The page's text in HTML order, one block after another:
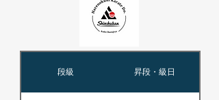
段級 昇段・級日